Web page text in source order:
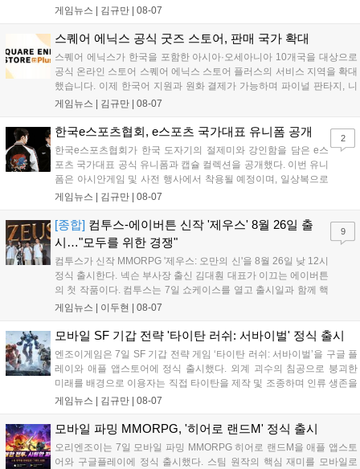
프레 모델 포토존 등 다채로운 행사가 진행된다. 유명 코스어 7인이 캐릭
세한 정보는 공식 커뮤니티에서 확인 가능하다....
게임뉴스 | 김규만 | 08-07
스퀘어 에닉스 공식 굿즈 스토어, 판매 국가 확대
스퀘어 에닉스가 한국을 포함한 아시아·오세아니아 10개국을 대상으로
공식 온라인 스토어 스퀘어 에닉스 스토어 플러스의 서비스 지역을 확대
했습니다. 이제 한국어 지원과 원화 결제가 가능하며 파이널 판타지, 니
어 등 주요 게임의 피규어, 굿즈를 구매할 수 있습니다. 신상품이 순차적
용 가능합니다....
게임뉴스 | 김규만 | 08-07
한국e스포츠협회, e스포츠 국가대표 유니폼 공개
한국e스포츠협회가 한국 도자기의 절제미와 강인함을 담은 e스
포츠 국가대표 공식 유니폼과 캡슐 컬렉션을 공개했다. 이번 유니
폼은 아시안게임 및 사전 행사에서 착용될 예정이며, 일상복으로
구성된 컬렉션은 오는 8월 28일부터 골스튜디오 공식 홈페이지
서는 대회 규정에 따라 별도의 유니폼을 착용할 계획이다....
게임뉴스 | 김규만 | 08-07
2
[종합] 컴투스-에이버튼 신작 '제우스' 8월 26일 출
시…"모두를 위한 경쟁"
컴투스가 신작 MMORPG '제우스: 오만의 신'을 8월 26일 낮 12시
정식 출시한다. 넥슨 부사장 출신 김대훤 대표가 이끄는 에이버튼
의 첫 작품이다. 컴투스는 7일 쇼케이스를 열고 출시일과 함께 핵
심 콘텐츠, 유료화 정책, 운영 방향을 공개했다. 캐릭터명 선점은
의 오만으로 균열이...
게임뉴스 | 이두현 | 08-07
9
모바일 SF 기갑 전략 '타이탄 러쉬: 서바이벌' 정식 출시
엔조이게임은 7일 SF 기갑 전략 게임 ‘타이탄 러쉬: 서바이벌’을 구글 플
레이와 애플 앱스토어에 정식 출시했다. 외계 괴수의 침공으로 붕괴한
미래를 배경으로 이용자는 직접 타이탄을 제작 및 조종하며 인류 생존을
위한 전투를 펼친다. 지휘관 모집, 피난처 운영, 연맹 협동 콘텐츠가 특징
지원 보상을 제공한다. 상세 내용은 공식 커뮤니티에서 확인 가능하다....
게임뉴스 | 김규만 | 08-07
모바일 파밍 MMORPG, '히어로 랜드M' 정식 출시
오리엔조이는 7일 모바일 파밍 MMORPG 히어로 랜드M을 애플 앱스토
어와 구글플레이에 정식 출시했다. 스팀 원작의 핵심 재미를 모바일로